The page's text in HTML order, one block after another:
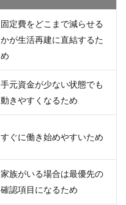
固定費をどこまで減らせる
かが生活再建に直結するた
め
手元資金が少ない状態でも
動きやすくなるため
すぐに働き始めやすいため
家族がいる場合は最優先の
確認項目になるため